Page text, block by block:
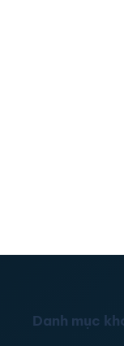
Danh mục